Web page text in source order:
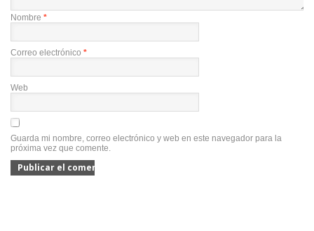
Nombre *
Correo electrónico *
Web
Guarda mi nombre, correo electrónico y web en este navegador para la
próxima vez que comente.